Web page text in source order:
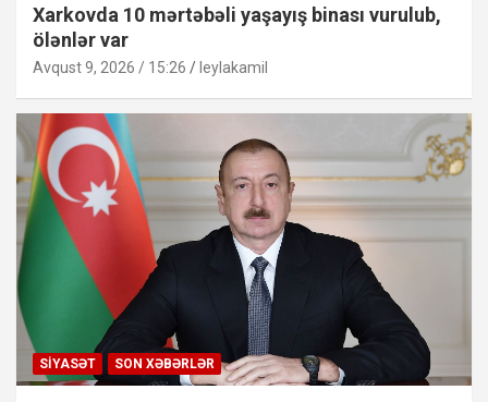
Xarkovda 10 mərtəbəli yaşayış binası vurulub,
ölənlər var
Avqust 9, 2026 / 15:26 leylakamil
SIYASƏT SON XƏBƏRLƏR